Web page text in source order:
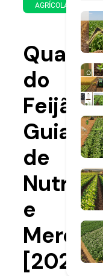
AGRÍCOLA
de
do
Feijão:
Guia
de
e
[2025]